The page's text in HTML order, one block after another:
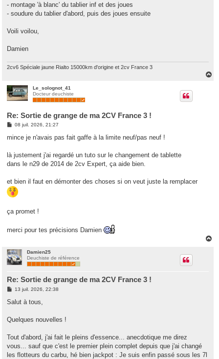
- montage 'à blanc' du tablier inf et des joues
- soudure du tablier d'abord, puis des joues ensuite
Voili voilou,
Damien
2cv6 Spéciale jaune Rialto 15000km d'origine et 2cv France 3
Le_solognot_41
Docteur deuchiste
Re: Sortie de grange de ma 2CV France 3 !
M
s
g
e
08 juil. 2026, 21:27
mince je n'avais pas fait gaffe à la limite neuf/pas neuf !
là justement j'ai regardé un tuto sur le changement de tablette
dans le n29 de 2014 de 2cv Expert, ça aide bien.
et bien il faut en démonter des choses si on veut juste la remplacer
ça promet !
merci pour tes précisions Damien
Damien25
Deuchiste de référence
Re: Sortie de grange de ma 2CV France 3 !
M
s
g
13 juil. 2026, 22:38
Salut à tous,
Quelques nouvelles !
Tout d'abord, j'ai fait le pleins d'essence... anecdotique me direz
vous... sauf que c'est le premier plein complet depuis que j'ai changé
les flotteurs du carbu, hé bien jackpot : Je suis enfin passé sous les 7l